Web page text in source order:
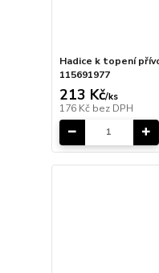
Hadice k topení
115691977
213 Kč/ks
176 Kč bez DPH